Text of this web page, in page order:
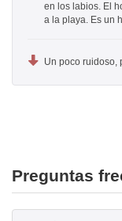
en los labios. El
a la playa. Es un
Un poco ruidoso,
Preguntas